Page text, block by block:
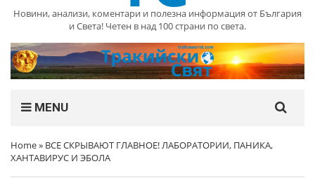
Новини, анализи, коментари и полезна информация от България
и Света! Четен в над 100 страни по света.
MENU
Home» ВСЕ СКРЫВАЮТ ГЛАВНОЕ! ЛАБОРАТОРИИ, ПАНИКА,
ХАНТАВИРУС И ЭБОЛА